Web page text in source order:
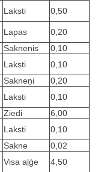
Laksti 0,50
Lapas
0,20
Saknenis
0,10
Laksti
0,10
Sakneņi
0,20
Laksti
0,10
Ziedi
6,00
Laksti
0,10
Sakne
0,02
Visa aļģe
4,50